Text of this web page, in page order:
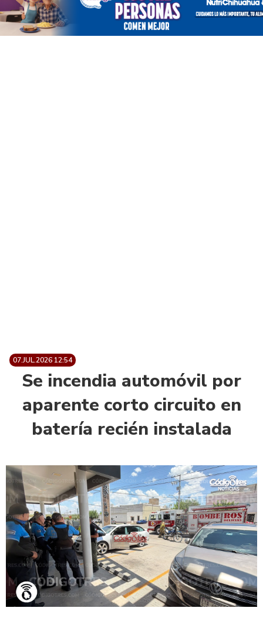
07.JUL.2026 12:54
Se incendia automóvil por
aparente corto circuito en
batería recién instalada